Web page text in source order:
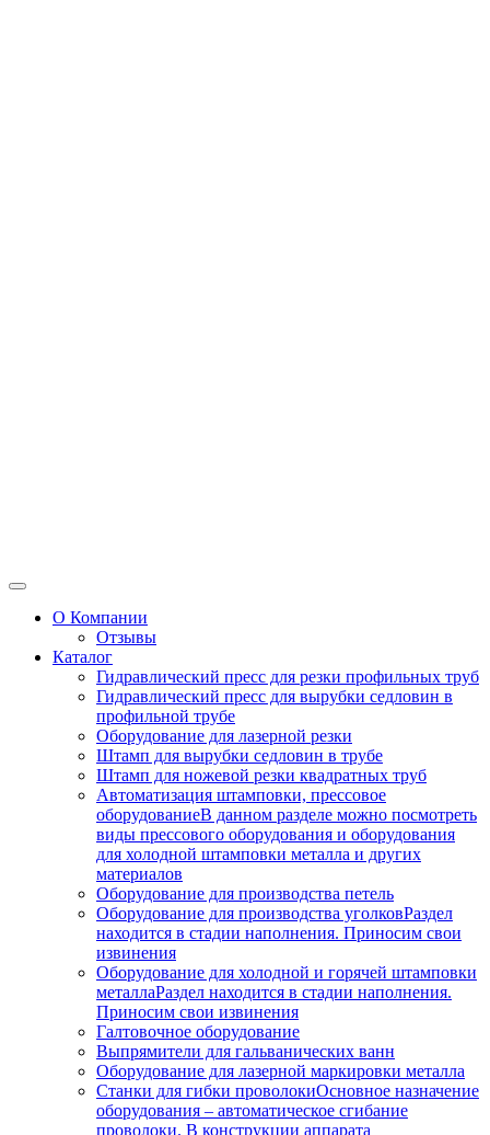
О Компании
Отзывы
Каталог
Гидравлический пресс для резки профильных труб
Гидравлический пресс для вырубки седловин в
профильной трубе
Оборудование для лазерной резки
Штамп для вырубки седловин в трубе
Штамп для ножевой резки квадратных труб
Автоматизация штамповки, прессовое
оборудованиеВ данном разделе можно посмотреть
виды прессового оборудования и оборудования
для холодной штамповки металла и других
материалов
Оборудование для производства петель
Оборудование для производства уголковРаздел
находится в стадии наполнения. Приносим свои
извинения
Оборудование для холодной и горячей штамповки
металлаРаздел находится в стадии наполнения.
Приносим свои извинения
Галтовочное оборудование
Выпрямители для гальванических ванн
Оборудование для лазерной маркировки металла
Станки для гибки проволокиОсновное назначение
оборудования – автоматическое сгибание
проволоки. В конструкции аппарата